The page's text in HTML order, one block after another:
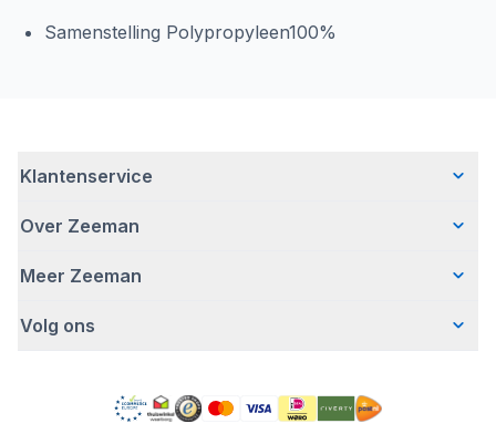
Samenstelling Polypropyleen100%
Klantenservice
Veelgestelde vragen
Bezorgen
Retourneren
Over Zeeman
Wie wij zijn
Hoe wij verantwoord ondernemen
MVO jaarverslag
Meer Zeeman
Veiligheidswaarschuwing
Gratis romperactie
Volg ons